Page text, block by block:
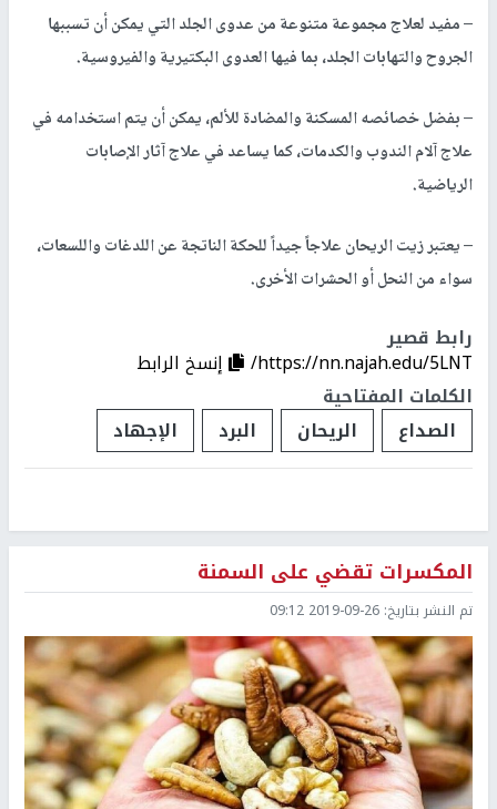
– مفيد لعلاج مجموعة متنوعة من عدوى الجلد التي يمكن أن تسببها
الجروح والتهابات الجلد، بما فيها العدوى البكتيرية والفيروسية.
– بفضل خصائصه المسكنة والمضادة للألم، يمكن أن يتم استخدامه في
علاج آلام الندوب والكدمات، كما يساعد في علاج آثار الإصابات
الرياضية.
– يعتبر زيت الريحان علاجاً جيداً للحكة الناتجة عن اللدغات واللسعات،
سواء من النحل أو الحشرات الأخرى.
رابط قصير
https://nn.najah.edu/5LNT/
إنسخ الرابط
الكلمات المفتاحية
الصداع
الريحان البرد الإجهاد
المكسرات تقضي على السمنة
تم النشر بتاريخ: 2019-09-26 09:12